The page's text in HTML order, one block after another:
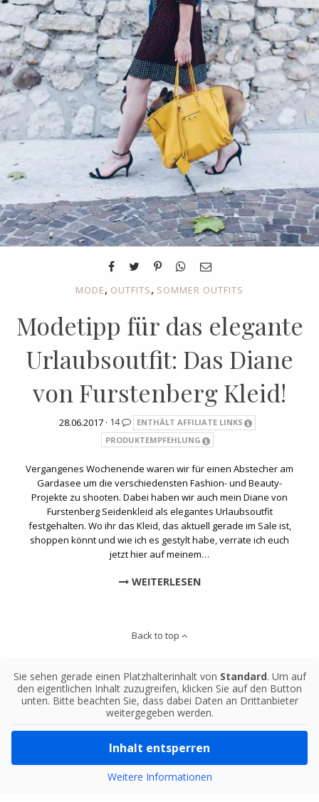
MODE, OUTFITS, SOMMER OUTFITS
Modetipp für das elegante
Urlaubsoutfit: Das Diane
von Furstenberg Kleid!
28.06.2017 · 14
ENTHÄLT AFFILIATE LINKS
PRODUKTEMPFEHLUNG
Vergangenes Wochenende waren wir für einen Abstecher am
Gardasee um die verschiedensten Fashion- und Beauty-
Projekte zu shooten. Dabei haben wir auch mein Diane von
Furstenberg Seidenkleid als elegantes Urlaubsoutfit
festgehalten. Wo ihr das Kleid, das aktuell gerade im Sale ist,
shoppen könnt und wie ich es gestylt habe, verrate ich euch
jetzt hier auf meinem…
WEITERLESEN
Back to top
Sie sehen gerade einen Platzhalterinhalt von Standard. Um auf
den eigentlichen Inhalt zuzugreifen, klicken Sie auf den Button
unten. Bitte beachten Sie, dass dabei Daten an Drittanbieter
weitergegeben werden.
Inhalt entsperren
Weitere Informationen